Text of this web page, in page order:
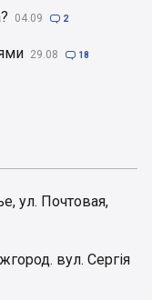
04.09  2
29.08  18
ул. Почтовая,
вул. Сергія